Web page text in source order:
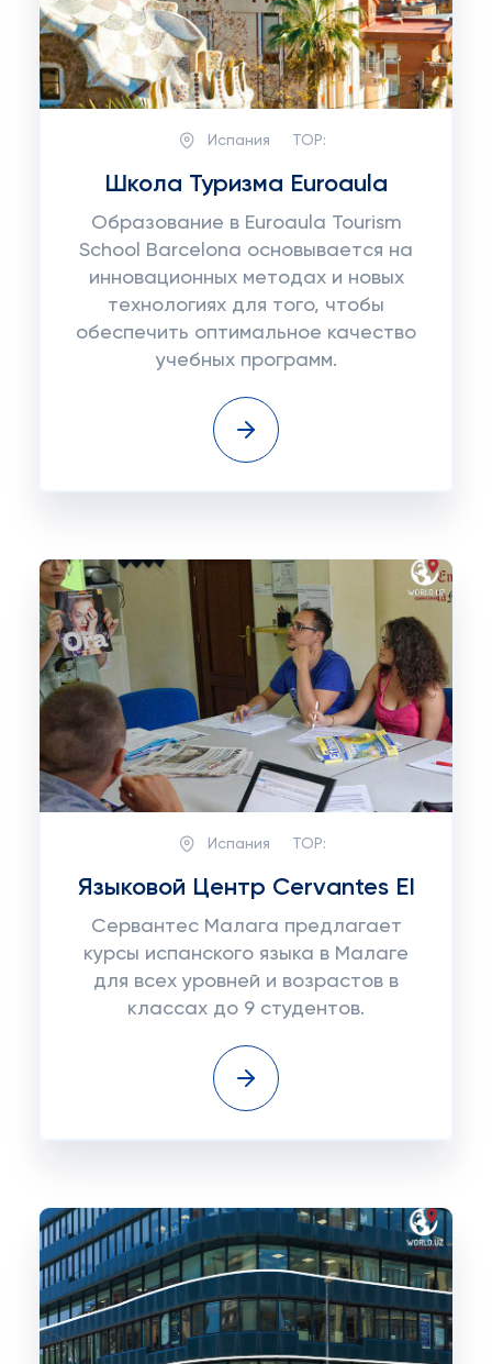
Испания TOP:
Школа Туризма Euroaula
Образование в Euroaula Tourism
School Barcelona основывается на
инновационных методах и новых
технологиях для того, чтобы
обеспечить оптимальное качество
учебных программ.
Испания TOP:
Языковой Центр Cervantes EI
Сервантес Малага предлагает
курсы испанского языка в Малаге
для всех уровней и возрастов в
классах до 9 студентов.